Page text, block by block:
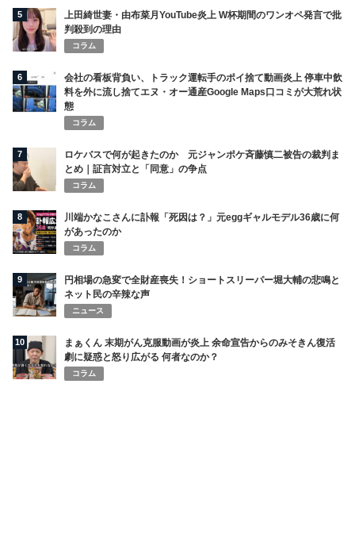
5
上田綺世妻・由布菜月YouTube炎上 W杯期間のワンオペ発言で批
判殺到の理由
コラム
6
会社の看板背負い、トラック運転手のポイ捨て動画炎上 停車中飲
料を外に流し捨てエヌ・オー通産Google Maps口コミが大荒れ状
態
コラム
7
ロケバスで何が起きたのか 元ジャンポケ斉藤慎二被告の裁判ま
とめ｜証言対立と「同意」の争点
コラム
8
川端かなこさんに訃報「死因は？」元eggギャルモデル36歳に何
があったのか
コラム
9
円相場の急変で全財産喪失！ショートスリーパー堀大輔の悲鳴と
ネット民の辛辣な声
ニュース
10
まぁくん 末期がん克服動画が炎上 余命宣告からのみそきん復活
劇に疑惑と怒り広がる 何者なのか？
コラム